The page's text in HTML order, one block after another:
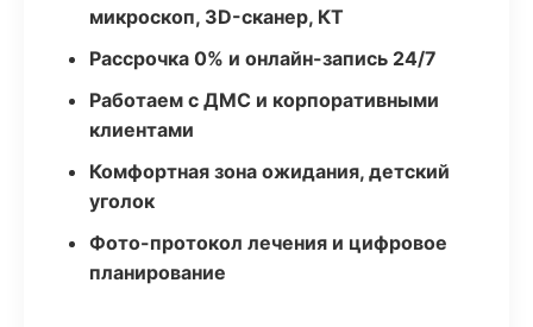
микроскоп, 3D-сканер, КТ
Рассрочка 0% и онлайн-запись 24/7
Работаем с ДМС и корпоративными
клиентами
Комфортная зона ожидания, детский
уголок
Фото-протокол лечения и цифровое
планирование